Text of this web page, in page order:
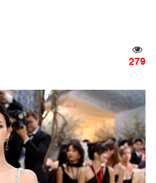
279